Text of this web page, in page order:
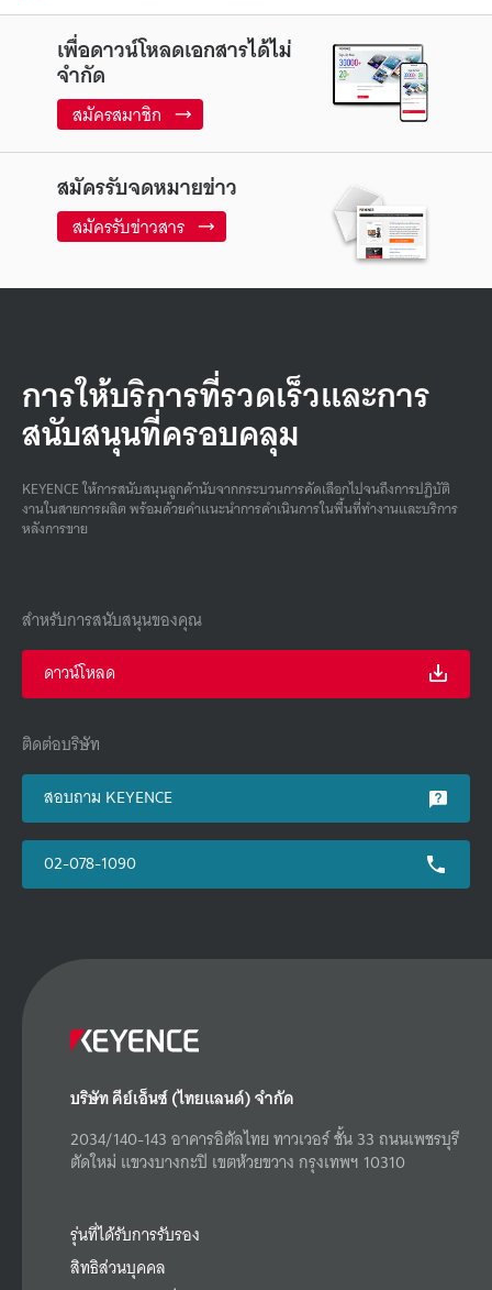
เพื่อดาวน์โหลดเอกสารได้ไม่
จำกัด
สมัครสมาชิก
สมัครรับจดหมายข่าว
สมัครรับข่าวสาร
การให้บริการที่รวดเร็วและการ
สนับสนุนที่ครอบคลุม
KEYENCE ให้การสนับสนุนลูกค้านับจากกระบวนการคัดเลือกไปจนถึงการปฏิบัติ
งานในสายการผลิต พร้อมด้วยคําแนะนําการดําเนินการในพื้นที่ทํางานและบริการ
หลังการขาย
สำหรับการสนับสนุนของคุณ
ดาวน์โหลด
ติดต่อบริษัท
สอบถาม KEYENCE
02-078-1090
บริษัท คีย์เอ็นซ์ (ไทยแลนด์) จำกัด
2034/140-143 อาคารอิตัลไทย ทาวเวอร์ ชั้น 33 ถนนเพชรบุรี
ตัดใหม่ แขวงบางกะปิ เขตห้วยขวาง กรุงเทพฯ 10310
รุ่นที่ได้รับการรับรอง
สิทธิส่วนบุคคล